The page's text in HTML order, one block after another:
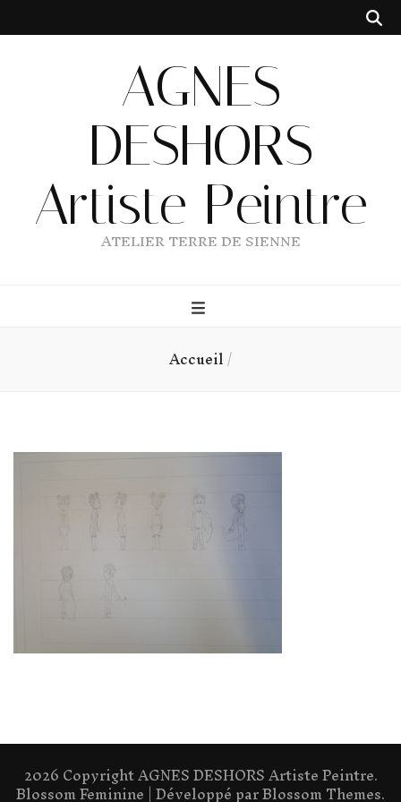
AGNES
DESHORS
Artiste Peintre
ATELIER TERRE DE SIENNE
Accueil/
2026 CopyrightAGNES DESHORS Artiste Peintre.
Blossom Feminine | Développé parBlossom Themes.